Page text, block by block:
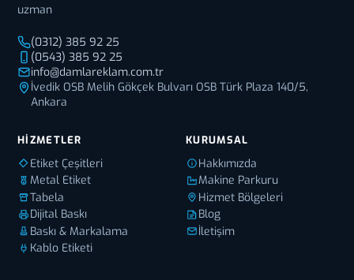
uzman
(0312) 385 92 25
(0543) 385 92 25
info@damlareklam.com.tr
İvedik OSB Melih Gökçek Bulvarı OSB Türk Plaza 140/5,
Ankara
HIZMETLER
Etiket Çeşitleri
Metal Etiket
Tabela
Dijital Baskı
Baskı & Markalama
Kablo Etiketi
KURUMSAL
Hakkımızda
Makine Parkuru
Hizmet Bölgeleri
Blog
İletişim